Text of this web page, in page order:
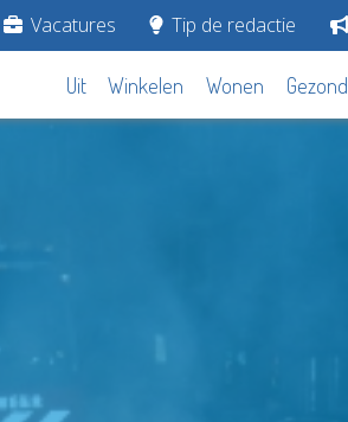
Vacatures Tip de redactie
Uit Winkelen Wonen Gezond